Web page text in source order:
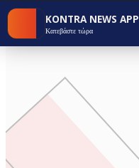
KONTRA NEWS APP
Κατεβάστε τώρα